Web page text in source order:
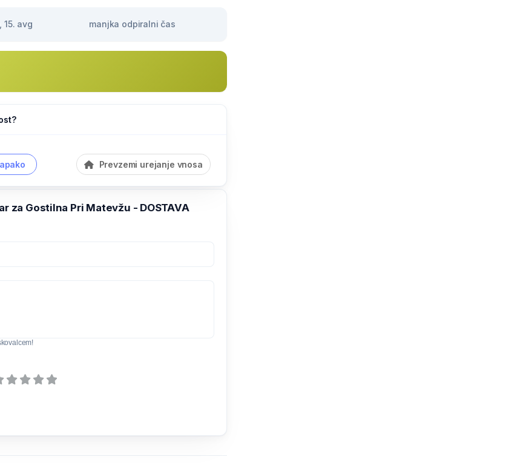
avg manjka odpiralni čas
Prevzemi urejanje vnosa
za Gostilna Pri Matevžu - DOSTAVA